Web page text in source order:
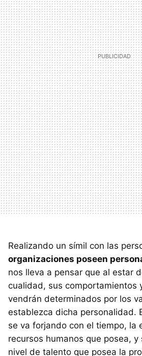
Realizando un símil con las
organizaciones poseen
nos lleva a pensar que al estar
cualidad, sus comportamientos
vendrán determinados por los
establezca dicha personalidad.
se va forjando con el tiempo, la
recursos humanos que posea,
nivel de talento que posea la